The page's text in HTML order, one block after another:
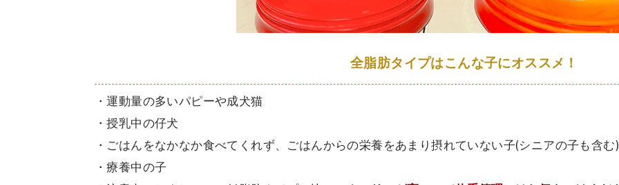
全脂肪タイプはこんな子にオススメ！
・運動量の多いパピーや成犬猫
・授乳中の仔犬
・ごはんをなかなか食べてくれず、ごはんからの栄養をあまり摂れていない子(シニアの子も含む)
・療養中の子